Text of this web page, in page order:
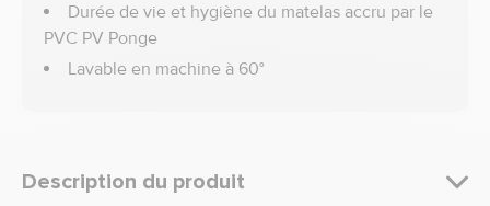
Durée de vie et hygiène du matelas accru par le
PVC PV Ponge
Lavable en machine à 60°
Description du produit